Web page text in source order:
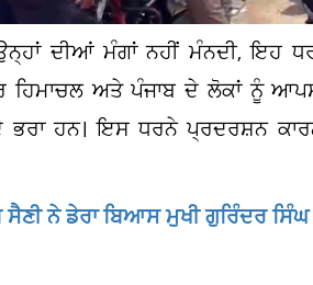
ਦੀਆਂ ਮੰਗਾਂ ਨਹੀਂ ਮੰਨਦੀ, ਇਹ
ਹਿਮਾਚਲ ਅਤੇ ਪੰਜਾਬ ਦੇ ਲੋਕਾਂ ਨੂੰ
ਹਨ। ਇਸ ਧਰਨੇ ਪ੍ਰਦਰਸ਼ਨ
ਨੇ ਡੇਰਾ ਬਿਆਸ ਮੁਖੀ ਗੁਰਿੰਦਰ ਸਿੰਘ